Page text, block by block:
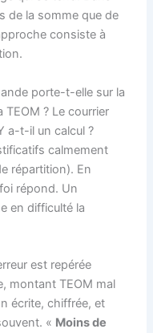
de la somme que de
consiste à
porte-t-elle sur la
? Le courrier
a-t-il un calcul ?
calmement
répartition). En
répond. Un
en difficulté la
est repérée
montant TEOM mal
écrite, chiffrée, et
« Moins de